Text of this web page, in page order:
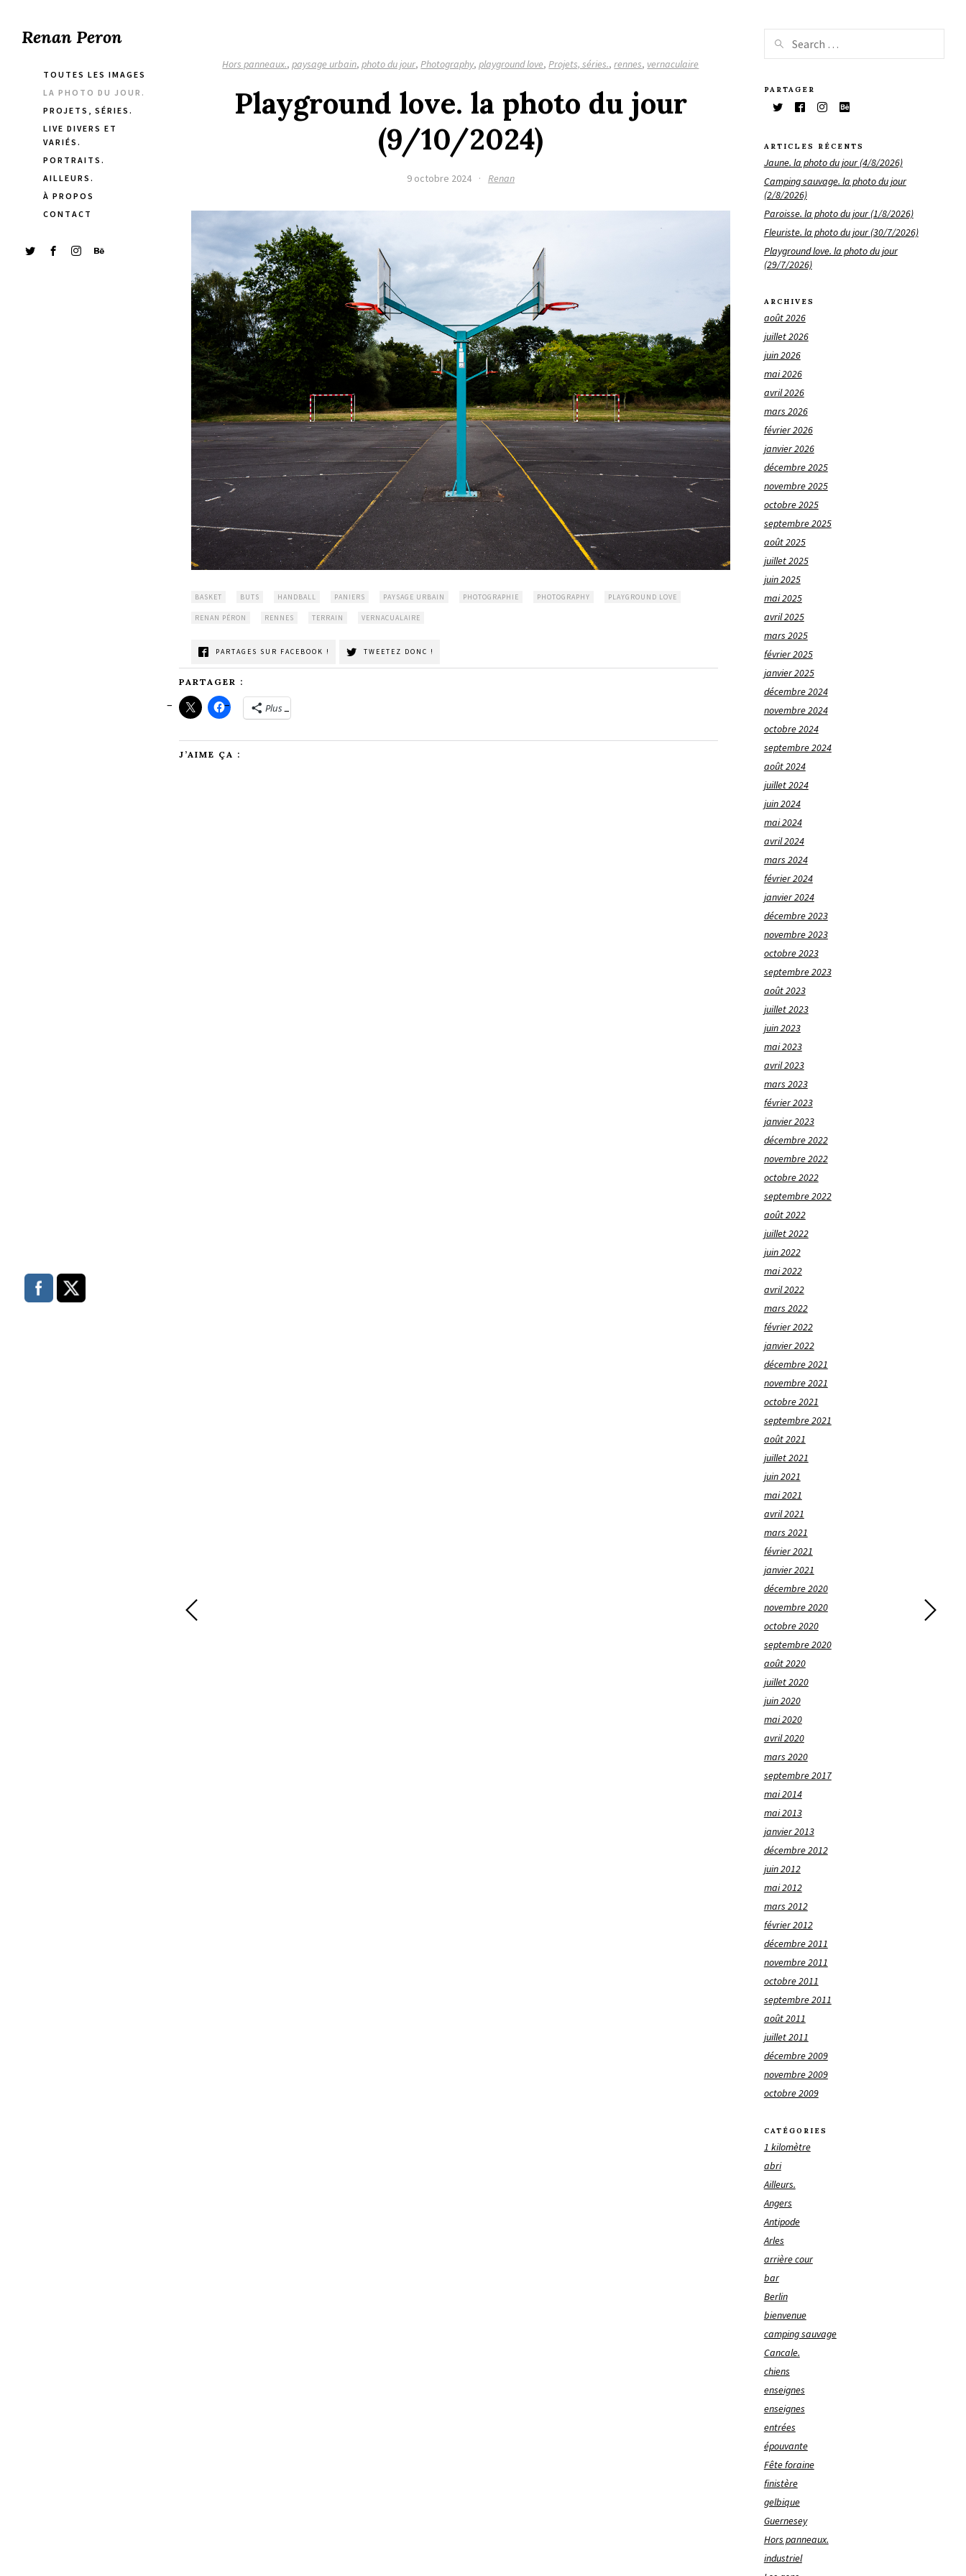
Renan Peron
TOUTES LES IMAGES
LA PHOTO DU JOUR.
PROJETS, SÉRIES.
LIVE DIVERS ET
VARIÉS.
PORTRAITS.
AILLEURS.
À PROPOS
CONTACT
Hors panneaux.,paysage urbain,photo du jour,Photography,playground love,Projets, séries.,rennes, vernaculaire
Playground love. la photo du jour
(9/10/2024)
9 octobre 2024 · Renan
BASKET BUTS HANDBALL PANIERS PAYSAGE URBAIN PHOTOGRAPHIE PHOTOGRAPHY PLAYGROUND LOVE
RENAN PÉRON RENNES TERRAIN VERNACUALAIRE
PARTAGES SUR FACEBOOK ! TWEETEZ DONC !
PARTAGER :
Plus
J’AIME ÇA :
PARTAGER
ARTICLES RÉCENTS
Jaune. la photo du jour (4/8/2026)
Camping sauvage. la photo du jour
(2/8/2026)
Paroisse. la photo du jour (1/8/2026)
Fleuriste. la photo du jour (30/7/2026)
Playground love. la photo du jour
(29/7/2026)
ARCHIVES
août 2026
juillet 2026
juin 2026
mai 2026
avril 2026
mars 2026
février 2026
janvier 2026
décembre 2025
novembre 2025
octobre 2025
septembre 2025
août 2025
juillet 2025
juin 2025
mai 2025
avril 2025
mars 2025
février 2025
janvier 2025
décembre 2024
novembre 2024
octobre 2024
septembre 2024
août 2024
juillet 2024
juin 2024
mai 2024
avril 2024
mars 2024
février 2024
janvier 2024
décembre 2023
novembre 2023
octobre 2023
septembre 2023
août 2023
juillet 2023
juin 2023
mai 2023
avril 2023
mars 2023
février 2023
janvier 2023
décembre 2022
novembre 2022
octobre 2022
septembre 2022
août 2022
juillet 2022
juin 2022
mai 2022
avril 2022
mars 2022
février 2022
janvier 2022
décembre 2021
novembre 2021
octobre 2021
septembre 2021
août 2021
juillet 2021
juin 2021
mai 2021
avril 2021
mars 2021
février 2021
janvier 2021
décembre 2020
novembre 2020
octobre 2020
septembre 2020
août 2020
juillet 2020
juin 2020
mai 2020
avril 2020
mars 2020
septembre 2017
mai 2014
mai 2013
janvier 2013
décembre 2012
juin 2012
mai 2012
mars 2012
février 2012
décembre 2011
novembre 2011
octobre 2011
septembre 2011
août 2011
juillet 2011
décembre 2009
novembre 2009
octobre 2009
CATÉGORIES
1 kilomètre
abri
Ailleurs.
Angers
Antipode
Arles
arrière cour
bar
Berlin
bienvenue
camping sauvage
Cancale.
chiens
enseignes
enseignes
entrées
épouvante
Fête foraine
finistère
gelbique
Guernesey
Hors panneaux.
industriel